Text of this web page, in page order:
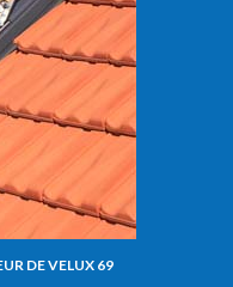
DE VELUX 69